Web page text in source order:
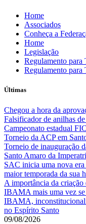
Skip
content
Home
Associados
Conheça a
Home
Legislação
Regulamento para
Regulamento para
Últimas
Chegou a hora da
Falsificador de anilhas
Campeonato estadual
Torneio da ACP em
Torneio de inauguração
Santo Amaro da
SAC inicia uma nova
maior temporada da sua
A importância da
IBAMA mais uma vez
IBAMA,
no Espírito Santo
09/08/2026